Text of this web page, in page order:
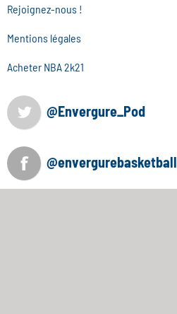
Rejoignez-nous !
Mentions légales
Acheter NBA 2k21
@Envergure_Pod
@envergurebasketball